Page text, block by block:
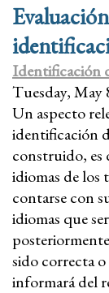
Identificación
Tuesday, May
Un aspecto
identificación
construido, es
idiomas de los
contarse con
idiomas que
sido correcta
informará del